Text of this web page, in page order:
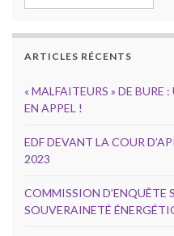
ARTICLES RÉCENTS
« MALFAITEURS » DE BURE
EN APPEL !
EDF DEVANT LA COUR
2023
COMMISSION D’ENQUÊTE
SOUVERAINETÉ